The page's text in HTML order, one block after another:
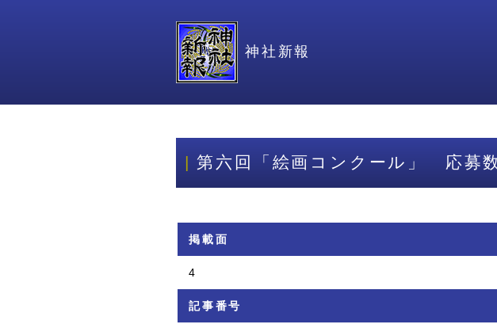
神社新報
第六回「絵画コンクール」 応募
掲載面
4
記事番号